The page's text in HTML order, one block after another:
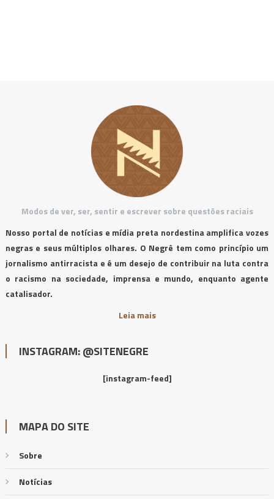
Modos de ver, ser, sentir e escrever sobre questões raciais
Nosso portal de notícias e mídia preta nordestina amplifica vozes
negras e seus múltiplos olhares. O Negrê tem como princípio um
jornalismo antirracista e é um desejo de contribuir na luta contra
o racismo na sociedade, imprensa e mundo, enquanto agente
catalisador.
Leia mais
INSTAGRAM: @SITENEGRE
[instagram-feed]
MAPA DO SITE
Sobre
Notícias